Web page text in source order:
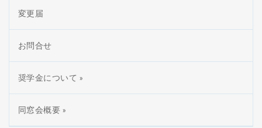
変更届
お問合せ
奨学金について »
同窓会概要 »